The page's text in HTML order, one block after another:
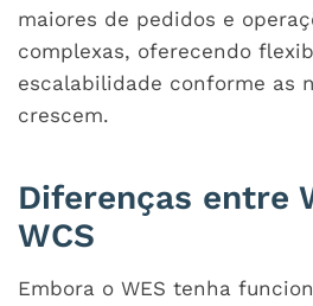
maiores de pedidos e
complexas, oferecendo
escalabilidade conforme as
crescem.
Diferenças entre
WCS
Embora o WES tenha